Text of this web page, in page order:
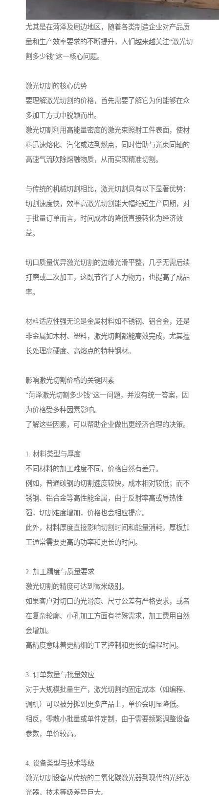
尤其是在菏泽及周边地区，随着各类制造企业对产品质
量和生产效率要求的不断提升，人们越来越关注“激光切
割多少钱”这一核心问题。
激光切割的核心优势
要理解激光切割的价格，首先需要了解它为何能够在众
多加工方式中脱颖而出。
激光切割利用高能量密度的激光束照射工件表面，使材
料迅速熔化、汽化或达到燃点，同时借助与光束同轴的
高速气流吹除熔融物质，从而实现精准切割。
与传统的机械切割相比，激光切割具有以下显著优势：
切割速度快，效率高激光切割能大幅缩短生产周期，对
于批量订单而言，时间成本的降低直接转化为经济效
益。
切口质量优异激光切割的边缘光滑平整，几乎无需后续
打磨或二次加工，这既节省了人力物力，也提高了成品
率。
材料适应性强无论是金属材料如不锈钢、铝合金，还是
非金属如木材、塑料，激光切割都能高效完成，尤其擅
长处理高硬度、高熔点的特种钢材。
影响激光切割价格的关键因素
“菏泽激光切割多少钱”这一问题，并没有统一答案，因
为价格受多种因素影响。
了解这些因素，可以帮助企业做出更经济合理的决策。
1. 材料类型与厚度
不同材料的加工难度不同，价格自然有差异。
例如，普通碳钢的切割速度较快，成本相对较低；而不
锈钢、铝合金等高性能金属，由于反射率高或导热性
强，切割难度增加，价格也会相应提高。
此外，材料厚度直接影响切割时间和能量消耗，厚板加
工通常需要更高的功率和更长的时间。
2. 加工精度与质量要求
激光切割的精度可达到微米级别。
如果客户对切口的光滑度、尺寸公差有严格要求，或者
在复杂轮廓、小孔加工方面有特殊需求，加工费用自然
会增加。
高精度意味着更精细的工艺控制和更长的编程时间。
3. 订单数量与批量效应
对于大规模批量生产，激光切割的固定成本（如编程、
调机）可以被分摊到更多产品上，单价会明显降低。
相反，零散小批量或单件定制，由于需要频繁调整设备
参数，单价较高。
4. 设备类型与技术等级
激光切割设备从传统的二氧化碳激光器到现代的光纤激
光器，技术等级差异巨大。